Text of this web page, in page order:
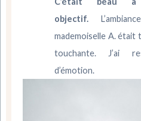
objectif.
mademoiselle A.
touchante. J’ai
d’émotion.